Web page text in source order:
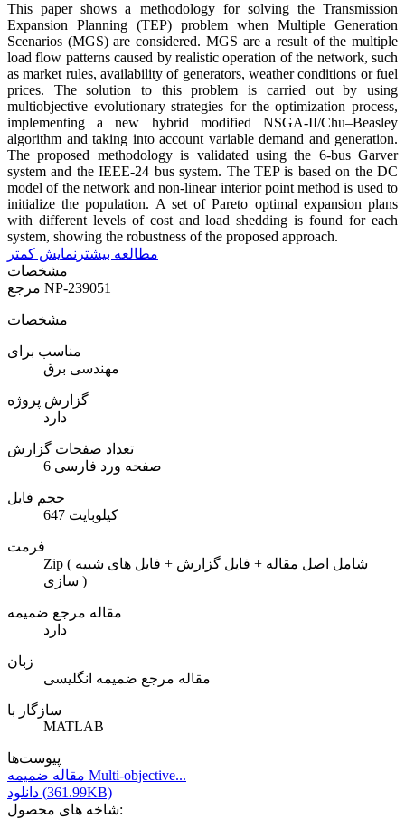
This paper shows a methodology for solving the Transmission
Expansion Planning (TEP) problem when Multiple Generation
Scenarios (MGS) are considered. MGS are a result of the multiple
load flow patterns caused by realistic operation of the network, such
as market rules, availability of generators, weather conditions or fuel
prices. The solution to this problem is carried out by using
multiobjective evolutionary strategies for the optimization process,
implementing a new hybrid modified NSGA-II/Chu–Beasley
algorithm and taking into account variable demand and generation.
The proposed methodology is validated using the 6-bus Garver
system and the IEEE-24 bus system. The TEP is based on the DC
model of the network and non-linear interior point method is used to
initialize the population. A set of Pareto optimal expansion plans
with different levels of cost and load shedding is found for each
system, showing the robustness of the proposed approach.
مطالعه بیشتر نمایش کمتر
مشخصات
NP-239051
مشخصات
مناسب برای
مهندسی برق
گزارش پروژه
دارد
تعداد صفحات گزارش
6 صفحه ورد فارسی
حجم فایل
647 کیلوبایت
فرمت
Zip ( شامل اصل مقاله + فایل گزارش + فایل های شبیه
سازی )
مقاله مرجع ضمیمه
دارد
زبان
مقاله مرجع ضمیمه انگلیسی
سازگار با
MATLAB
پیوست‌ها
مقاله ضمیمه Multi-objective...
دانلود (361.99KB)
شاخه های محصول: